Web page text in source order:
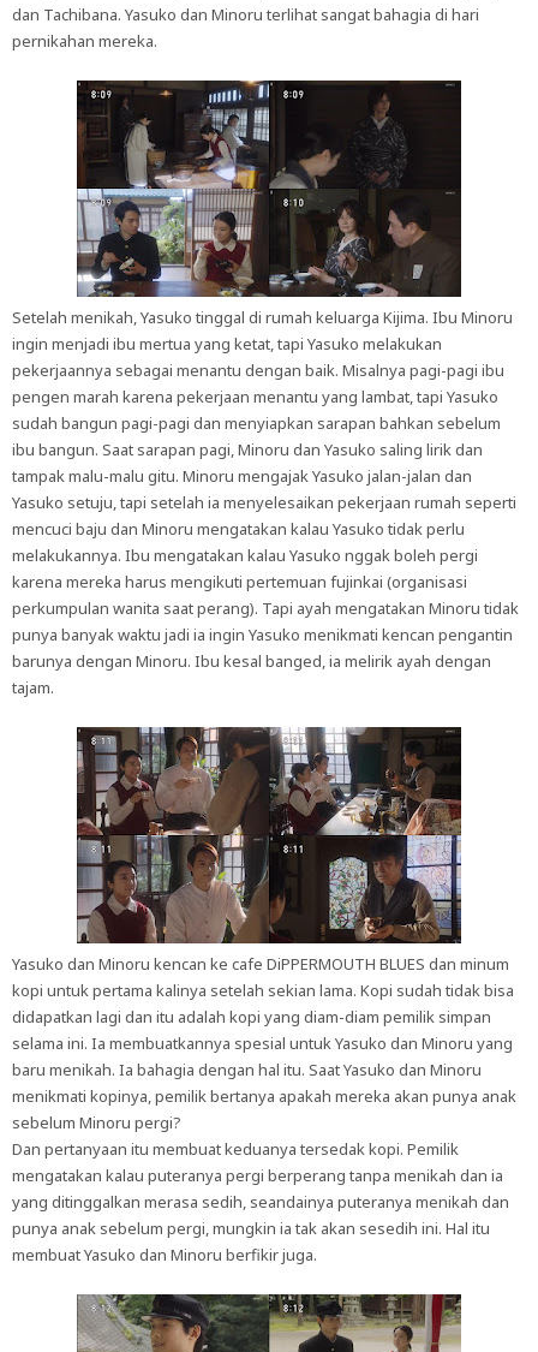
dan Tachibana. Yasuko dan Minoru terlihat sangat bahagia di hari
pernikahan mereka.
Setelah menikah, Yasuko tinggal di rumah keluarga Kijima. Ibu Minoru
ingin menjadi ibu mertua yang ketat, tapi Yasuko melakukan
pekerjaannya sebagai menantu dengan baik. Misalnya pagi-pagi ibu
pengen marah karena pekerjaan menantu yang lambat, tapi Yasuko
sudah bangun pagi-pagi dan menyiapkan sarapan bahkan sebelum
ibu bangun. Saat sarapan pagi, Minoru dan Yasuko saling lirik dan
tampak malu-malu gitu. Minoru mengajak Yasuko jalan-jalan dan
Yasuko setuju, tapi setelah ia menyelesaikan pekerjaan rumah seperti
mencuci baju dan Minoru mengatakan kalau Yasuko tidak perlu
melakukannya. Ibu mengatakan kalau Yasuko nggak boleh pergi
karena mereka harus mengikuti pertemuan fujinkai (organisasi
perkumpulan wanita saat perang). Tapi ayah mengatakan Minoru tidak
punya banyak waktu jadi ia ingin Yasuko menikmati kencan pengantin
barunya dengan Minoru. Ibu kesal banged, ia melirik ayah dengan
tajam.
Yasuko dan Minoru kencan ke cafe DiPPERMOUTH BLUES dan minum
kopi untuk pertama kalinya setelah sekian lama. Kopi sudah tidak bisa
didapatkan lagi dan itu adalah kopi yang diam-diam pemilik simpan
selama ini. Ia membuatkannya spesial untuk Yasuko dan Minoru yang
baru menikah. Ia bahagia dengan hal itu. Saat Yasuko dan Minoru
menikmati kopinya, pemilik bertanya apakah mereka akan punya anak
sebelum Minoru pergi?
Dan pertanyaan itu membuat keduanya tersedak kopi. Pemilik
mengatakan kalau puteranya pergi berperang tanpa menikah dan ia
yang ditinggalkan merasa sedih, seandainya puteranya menikah dan
punya anak sebelum pergi, mungkin ia tak akan sesedih ini. Hal itu
membuat Yasuko dan Minoru berfikir juga.